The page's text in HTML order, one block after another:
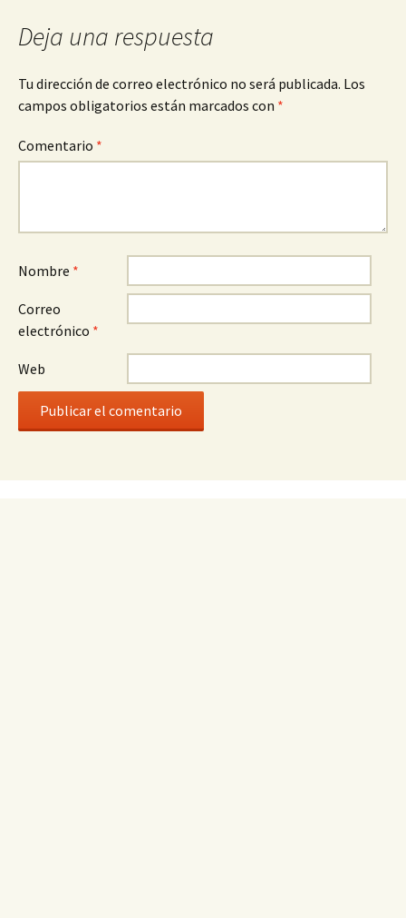
Deja una respuesta
Tu dirección de correo electrónico no será publicada. Los
campos obligatorios están marcados con *
Comentario *
Nombre *
Correo
electrónico *
Web